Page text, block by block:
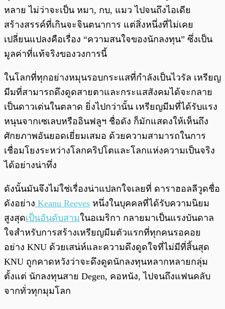
หลาย ไม่ว่าจะเป็น หมา, กบ, แมว ไปจนถึงไอเดีย
สร้างสรรค์ที่เกินจะจินตนาการ แต่สิ่งหนึ่งที่ไม่เคย
เปลี่ยนแปลงคือเรื่อง “ความสนใจของนักลงทุน” ซึ่งเป็น
มูลค่าที่แท้จริงของวงการนี้
ในโลกที่ทุกอย่างหมุนรอบกระแสที่กำลังเป็นไวรัล เหรียญ
มีมที่สามารถดึงดูดสายตาและกระแสสังคมได้จะกลาย
เป็นดาวเด่นในตลาด ยิ่งไปกว่านั้น เหรียญมีมที่ได้รับแรง
หนุนจากเซเลบหรืออินฟลูฯ ชื่อดัง ก็มักแสดงให้เห็นถึง
ศักยภาพอันยอดเยี่ยมเสมอ ด้วยความสามารถในการ
เชื่อมโยงระหว่างโลกคริปโตและโลกแห่งความเป็นจริง
ได้อย่างน่าทึ่ง
ดังนั้นมันจึงไม่ใช่เรื่องน่าแปลกใจเลยที่ ดาราฮอลลีวูดชื่อ
ดังอย่าง Keanu Reeves หนึ่งในบุคคลที่ได้รับความนิยม
สูงสุดเป็นอันดับสามในอเมริกา กลายมาเป็นแรงบันดาล
ใจสำหรับการสร้างเหรียญมีมตัวแรกที่ทุกคนรอคอย
อย่าง KNU ด้วยเสน่ห์และความดึงดูดใจที่ไม่มีที่สิ้นสุด
KNU ถูกคาดหวังว่าจะดึงดูดนักลงทุนหลากหลายกลุ่ม
ตั้งแต่ นักลงทุนสาย Degen, คอหนัง, ไปจนถึงแฟนคลับ
จากทั่วทุกมุมโลก